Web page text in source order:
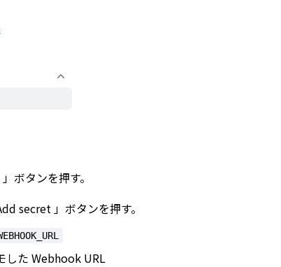
ボタンを押す。
secret 」ボタンを押す。
した Webhook URL